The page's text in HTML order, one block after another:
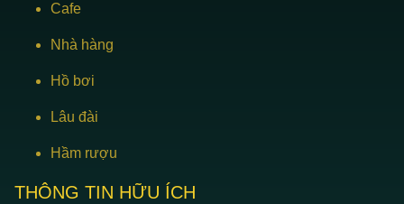
Cafe
Nhà hàng
Hồ bơi
Lâu đài
Hầm rượu
THÔNG TIN HỮU ÍCH